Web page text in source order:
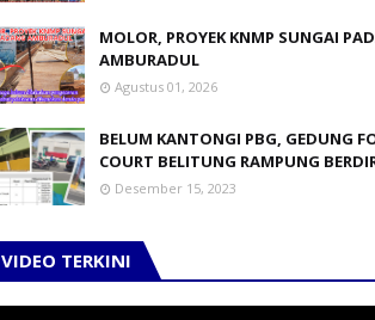
MOLOR, PROYEK KNMP SUNGAI
AMBURADUL
Agustus 01, 2026
BELUM KANTONGI PBG, GEDUNG
COURT BELITUNG RAMPUNG
Desember 15, 2023
VIDEO TERKINI